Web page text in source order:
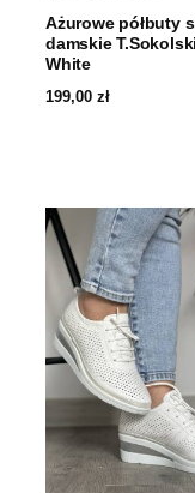
Ażurowe półbuty
damskie
White
199,00 zł